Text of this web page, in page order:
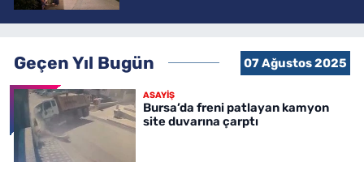
Geçen Yıl Bugün 07 Ağustos 2025
ASAYİŞ
Bursa’da freni patlayan kamyon
site duvarına çarptı